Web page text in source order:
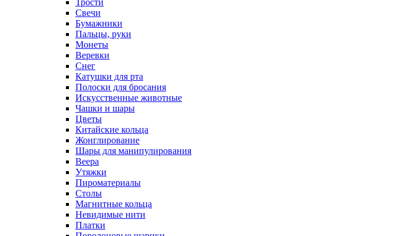
Трости
Свечи
Бумажники
Пальцы, руки
Монеты
Веревки
Снег
Катушки для рта
Полоски для бросания
Искусственные животные
Чашки и шары
Цветы
Китайские кольца
Жонглирование
Шары для манипулирования
Веера
Утяжки
Пироматериалы
Столы
Магнитные кольца
Невидимые нити
Платки